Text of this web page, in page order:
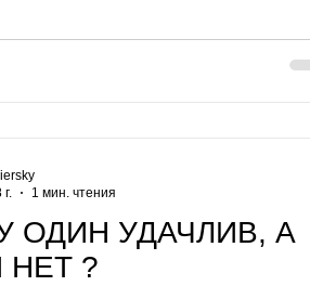
ОДИН УДАЧЛИВ, А
НЕТ ?
1 мин. чтения